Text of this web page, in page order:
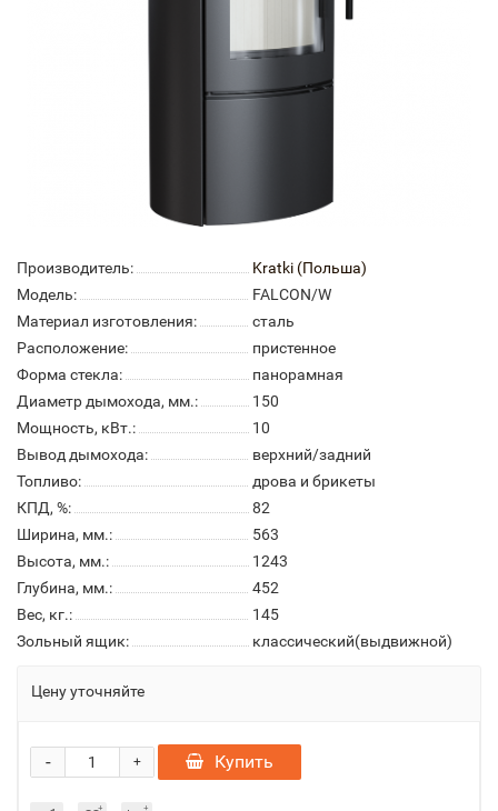
Производитель:
Kratki (Польша)
Модель:
FALCON/W
Материал изготовления:
сталь
Расположение:
пристенное
Форма стекла:
панорамная
Диаметр дымохода, мм.:
150
Мощность, кВт.:
10
Вывод дымохода:
верхний/задний
Топливо:
дрова и брикеты
КПД, %:
82
Ширина, мм.:
563
Высота, мм.:
1243
Глубина, мм.:
452
Вес, кг.:
145
Зольный ящик:
классический(выдвижной)
Цену уточняйте
+
- Купить